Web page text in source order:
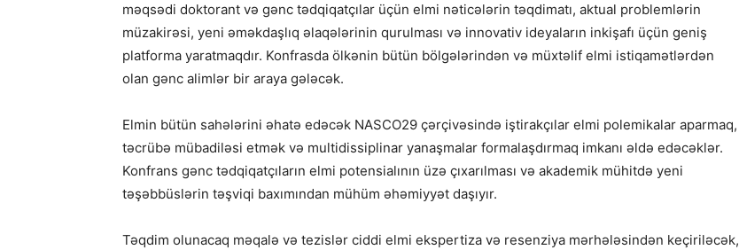
məqsədi doktorant və gənc tədqiqatçılar üçün elmi nəticələrin təqdimatı, aktual problemlərin
müzakirəsi, yeni əməkdaşlıq əlaqələrinin qurulması və innovativ ideyaların inkişafı üçün geniş
platforma yaratmaqdır. Konfrasda ölkənin bütün bölgələrindən və müxtəlif elmi istiqamətlərdən
olan gənc alimlər bir araya gələcək.
Elmin bütün sahələrini əhatə edəcək NASCO29 çərçivəsində iştirakçılar elmi polemikalar aparmaq,
təcrübə mübadiləsi etmək və multidissiplinar yanaşmalar formalaşdırmaq imkanı əldə edəcəklər.
Konfrans gənc tədqiqatçıların elmi potensialının üzə çıxarılması və akademik mühitdə yeni
təşəbbüslərin təşviqi baxımından mühüm əhəmiyyət daşıyır.
Təqdim olunacaq məqalə və tezislər ciddi elmi ekspertiza və resenziya mərhələsindən keçiriləcək,